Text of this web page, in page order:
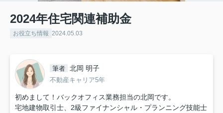
2024年住宅関連補助金
お役立ち情報 2024.05.03
筆者 北岡 明子
不動産キャリア5年
初めまして！バックオフィス業務担当の北岡です。
宅地建物取引士、2級ファイナンシャル・プランニング技能士